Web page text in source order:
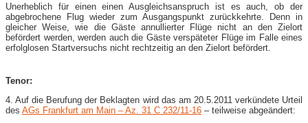
Unerheblich für einen einen Ausgleichsanspruch ist es auch, ob der
abgebrochene Flug wieder zum Ausgangspunkt zurückkehrte. Denn in
gleicher Weise, wie die Gäste annullierter Flüge nicht an den Zielort
befördert werden, werden auch die Gäste verspäteter Flüge im Falle eines
erfolglosen Startversuchs nicht rechtzeitig an den Zielort befördert.
Tenor:
4. Auf die Berufung der Beklagten wird das am 20.5.2011 verkündete Urteil
des AGs Frankfurt am Main – Az. 31 C 232/11-16 – teilweise abgeändert: